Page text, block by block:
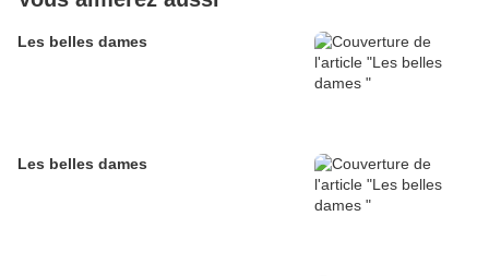
Les belles dames
Les belles dames